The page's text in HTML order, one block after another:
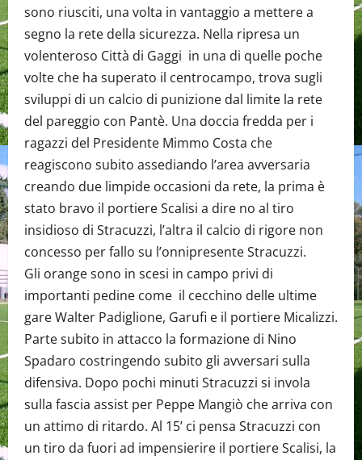
sono riusciti, una volta in vantaggio a mettere a
segno la rete della sicurezza. Nella ripresa un
volenteroso Città di Gaggi in una di quelle poche
volte che ha superato il centrocampo, trova sugli
sviluppi di un calcio di punizione dal limite la rete
del pareggio con Pantè. Una doccia fredda per i
ragazzi del Presidente Mimmo Costa che
reagiscono subito assediando l’area avversaria
creando due limpide occasioni da rete, la prima è
stato bravo il portiere Scalisi a dire no al tiro
insidioso di Stracuzzi, l’altra il calcio di rigore non
concesso per fallo su l’onnipresente Stracuzzi.
Gli orange sono in scesi in campo privi di
importanti pedine come il cecchino delle ultime
gare Walter Padiglione, Garufi e il portiere Micalizzi.
Parte subito in attacco la formazione di Nino
Spadaro costringendo subito gli avversari sulla
difensiva. Dopo pochi minuti Stracuzzi si invola
sulla fascia assist per Peppe Mangiò che arriva con
un attimo di ritardo. Al 15’ ci pensa Stracuzzi con
un tiro da fuori ad impensierire il portiere Scalisi, la